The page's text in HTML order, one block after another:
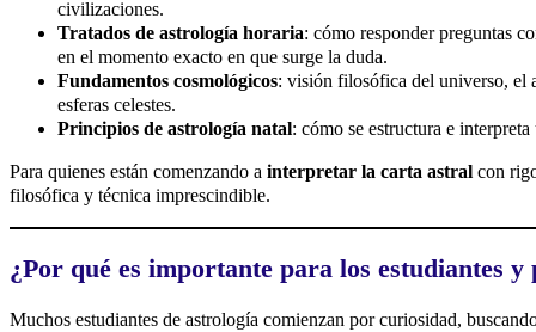
civilizaciones.
Tratados de astrología horaria: cómo responder preguntas
en el momento exacto en que surge la duda.
Fundamentos cosmológicos: visión filosófica del universo, el
esferas celestes.
Principios de astrología natal: cómo se estructura e
Para quienes están comenzando a interpretar la carta astral con
filosófica y técnica imprescindible.
¿Por qué es importante para los estudiantes y
Muchos estudiantes de astrología comienzan por curiosidad,